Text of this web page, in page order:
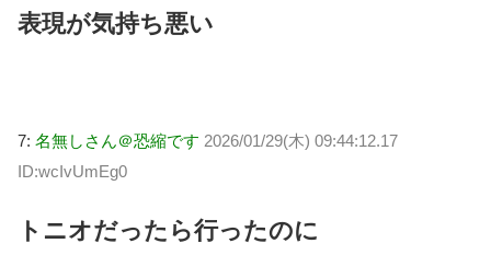
表現が気持ち悪い
7: 名無しさん＠恐縮です 2026/01/29(木) 09:44:12.17
ID:wcIvUmEg0
トニオだったら行ったのに